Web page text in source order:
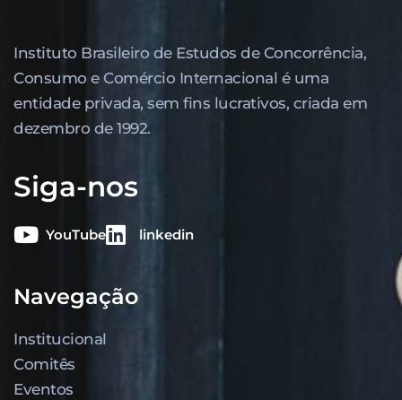
Instituto Brasileiro de Estudos de Concor­rência,
Consumo e Comércio Internacional é uma
entidade privada, sem fins lucrativos, criada em
dezembro de 1992.
Siga-nos
YouTube linkedin
Navegação
Institucional
Comitês
Eventos